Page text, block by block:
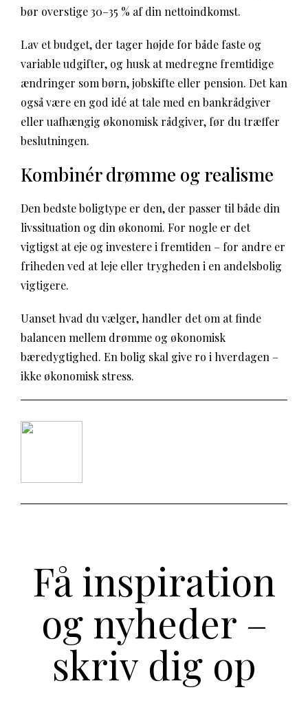
bør overstige 30–35 % af din nettoindkomst.
Lav et budget, der tager højde for både faste og
variable udgifter, og husk at medregne fremtidige
ændringer som børn, jobskifte eller pension. Det kan
også være en god idé at tale med en bankrådgiver
eller uafhængig økonomisk rådgiver, før du træffer
beslutningen.
Kombinér drømme og realisme
Den bedste boligtype er den, der passer til både din
livssituation og din økonomi. For nogle er det
vigtigst at eje og investere i fremtiden – for andre er
friheden ved at leje eller trygheden i en andelsbolig
vigtigere.
Uanset hvad du vælger, handler det om at finde
balancen mellem drømme og økonomisk
bæredygtighed. En bolig skal give ro i hverdagen –
ikke økonomisk stress.
Få inspiration
og nyheder –
skriv dig op